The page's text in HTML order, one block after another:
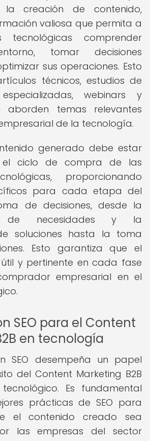
la creación de contenido,
valiosa que permita a
tecnológicas comprender
tomar decisiones
sus operaciones. Esto
técnicos, estudios de
webinars y
aborden temas relevantes
de la tecnología.
generado debe estar
el ciclo de compra de las
proporcionando
para cada etapa del
de decisiones, desde la
de necesidades y la
soluciones hasta la toma
Esto garantiza que el
y pertinente en cada fase
empresarial en el
SEO para el Content
en tecnología
SEO desempeña un papel
del Content Marketing B2B
Es fundamental
prácticas de SEO para
el contenido creado sea
las empresas del sector